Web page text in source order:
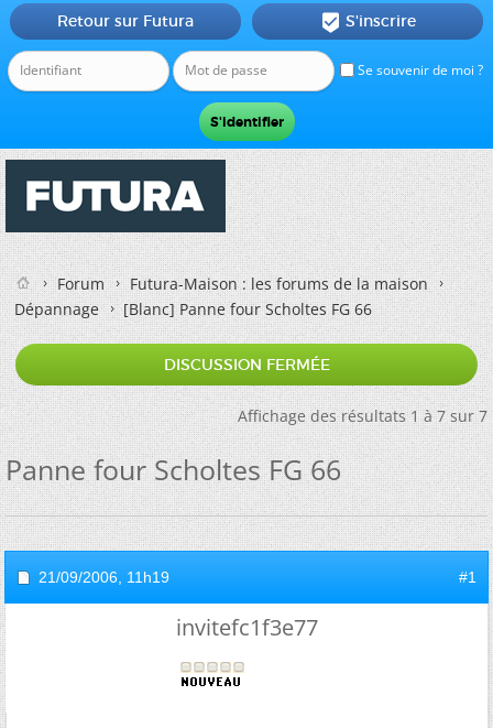
Se souvenir de moi ?
Retour sur Futura  S'inscrire
Forum
Futura-Maison : les forums de la maison
Dépannage
[Blanc]Panne four Scholtes FG 66
DISCUSSION FERMÉE
Affichage des résultats 1 à 7 sur 7
Panne four Scholtes FG 66
21/09/2006, 11h19 #1
invitefc1f3e77